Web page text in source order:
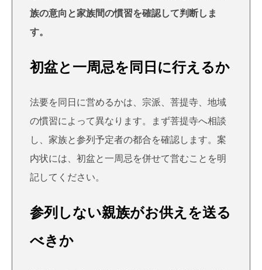
族の意向と家族間の慣習を確認して判断しま
す。
初盆と一周忌を同日に行えるか
法要を同日に営めるかは、宗派、菩提寺、地域
の慣習によって異なります。まず菩提寺へ相談
し、家族と参列予定者の都合を確認します。案
内状には、初盆と一周忌を併せて営むことを明
記してください。
参列しない親族がお供えを送る
べきか